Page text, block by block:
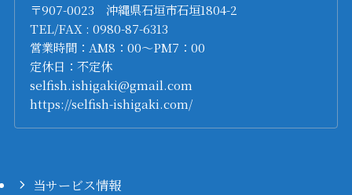
〒907-0023 沖縄県石垣市石垣1804-2
TEL/FAX : 0980-87-6313
営業時間：AM8：00～PM7：00
定休日：不定休
selfish.ishigaki@gmail.com
https://selfish-ishigaki.com/
当サービス情報